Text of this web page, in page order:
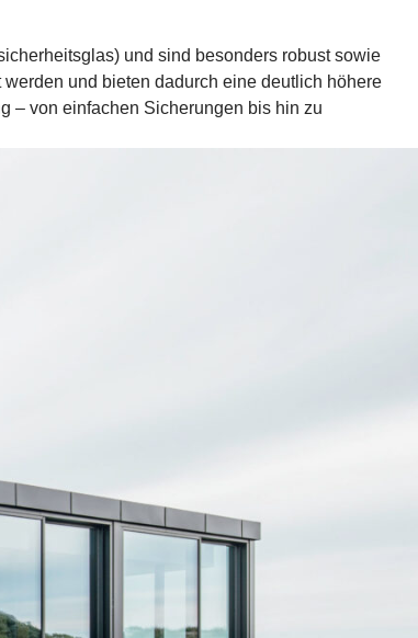
und sind besonders robust sowie
und bieten dadurch eine deutlich höhere
– von einfachen Sicherungen bis hin zu